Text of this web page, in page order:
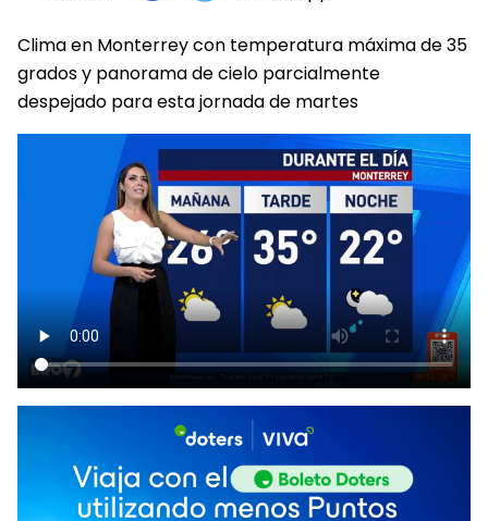
Clima en Monterrey con temperatura máxima de 35
grados y panorama de cielo parcialmente
despejado para esta jornada de martes